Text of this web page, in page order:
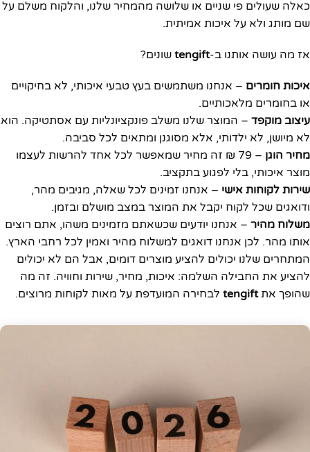
כאלה שעולים פי שניים או שלושה מהמחיר שלנו, והלקוח משלם על
שם מותג ולא על איכות אמיתית.
אז מה עושה אותנו ב-tengift שונים?
איכות חומרים – אנחנו משתמשים בעץ טבעי איכותי, לא בחיקויים
או בחומרים מלאכותיים.
עיצוב מוקפד – המוצר שלנו משלב פונקציונליות עם אסתטיקה. הוא
לא מיושן, לא ילדותי, אלא מסוגנן ומתאים לכל סביבה.
מחיר הוגן
– 79 ₪ זה מחיר שמאפשר לכל אחד להרשות לעצמו
מוצר איכותי, בלי לפגוע בתקציב.
שירות לקוחות אישי – אנחנו זמינים לכל שאלה, מגיבים מהר,
ודואגים שכל לקוח יקבל את המוצר במצב מושלם ובזמן.
משלוח מהיר – אנחנו יודעים שכשאתם מזמינים משהו, אתם רוצים
אותו מהר. לכן אנחנו דואגים למשלוח מהיר ואמין לכל רחבי הארץ.
המתחרים שלנו יכולים להציע מוצרים דומים, אבל הם לא יכולים
להציע את החבילה השלמה: איכות, מחיר, שירות וחוויה. זה מה
שהופך אתtengift לבחירה המועדפת על מאות לקוחות מרוצים.